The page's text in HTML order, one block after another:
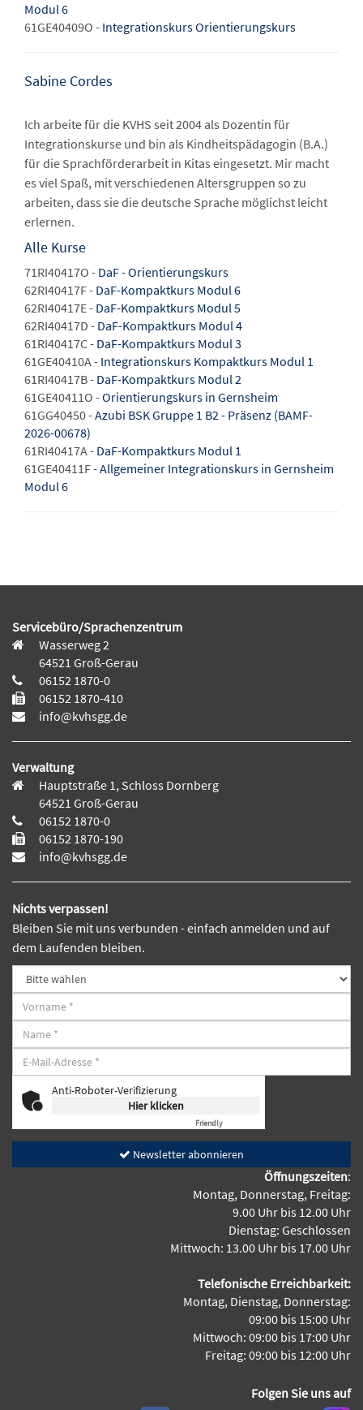
Modul 6
61GE40409O - Integrationskurs Orientierungskurs
Sabine Cordes
Ich arbeite für die KVHS seit 2004 als Dozentin für
Integrationskurse und bin als Kindheitspädagogin (B.A.)
für die Sprachförderarbeit in Kitas eingesetzt. Mir macht
es viel Spaß, mit verschiedenen Altersgruppen so zu
arbeiten, dass sie die deutsche Sprache möglichst leicht
erlernen.
Alle Kurse
71RI40417O - DaF - Orientierungskurs
62RI40417F - DaF-Kompaktkurs Modul 6
62RI40417E - DaF-Kompaktkurs Modul 5
62RI40417D - DaF-Kompaktkurs Modul 4
61RI40417C - DaF-Kompaktkurs Modul 3
61GE40410A - Integrationskurs Kompaktkurs Modul 1
61RI40417B - DaF-Kompaktkurs Modul 2
61GE40411O -Orientierungskurs in Gernsheim
61GG40450 -Azubi BSK Gruppe 1 B2 - Präsenz (BAMF-
2026-00678)
61RI40417A - DaF-Kompaktkurs Modul 1
61GE40411F -Allgemeiner Integrationskurs in Gernsheim
Modul 6
Servicebüro/Sprachenzentrum
Wasserweg 2
64521 Groß-Gerau
06152 1870-0
06152 1870-410
info@kvhsgg.de
Verwaltung
Hauptstraße 1, Schloss Dornberg
64521 Groß-Gerau
06152 1870-0
06152 1870-190
info@kvhsgg.de
Nichts verpassen!
Bleiben Sie mit uns verbunden - einfach anmelden und auf
dem Laufenden bleiben.
Anti-Roboter-Verifizierung
Hier klicken
Friendly
Newsletter abonnieren
Öffnungszeiten:
Montag, Donnerstag, Freitag:
9.00 Uhr bis 12.00 Uhr
Dienstag: Geschlossen
Mittwoch: 13.00 Uhr bis 17.00 Uhr
Telefonische Erreichbarkeit:
Montag, Dienstag, Donnerstag:
09:00 bis 15:00 Uhr
Mittwoch: 09:00 bis 17:00 Uhr
Freitag: 09:00 bis 12:00 Uhr
Folgen Sie uns auf